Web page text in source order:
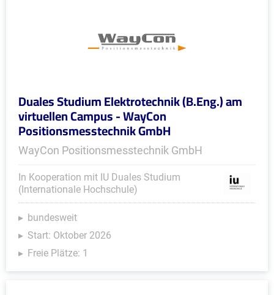
Duales Studium Elektrotechnik (B.Eng.) am
virtuellen Campus - WayCon
Positionsmesstechnik GmbH
WayCon Positionsmesstechnik GmbH
In Kooperation mit IU Duales Studium
(Internationale Hochschule)
bundesweit
Start: Oktober 2026
Freie Plätze: 1